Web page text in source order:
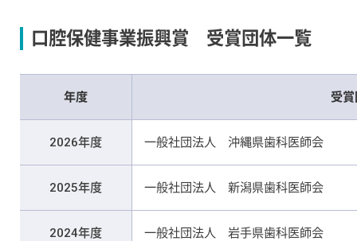
口腔保健事業振興賞 受賞団体一覧
年度 受
2026年度 一般社団法人 沖縄県歯科医師会
2025年度 一般社団法人 新潟県歯科医師会
2024年度 一般社団法人 岩手県歯科医師会